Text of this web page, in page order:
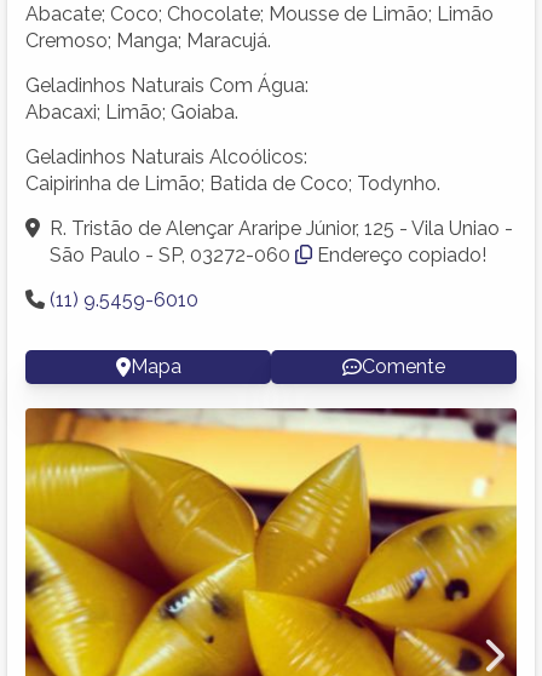
Abacate; Coco; Chocolate; Mousse de Limão; Limão
Cremoso; Manga; Maracujá.
Geladinhos Naturais Com Água:
Abacaxi; Limão; Goiaba.
Geladinhos Naturais Alcoólicos:
Caipirinha de Limão; Batida de Coco; Todynho.
R. Tristão de Alençar Araripe Júnior, 125 - Vila Uniao -
São Paulo - SP, 03272-060
Endereço copiado!
(11) 9.5459-6010
Mapa Comente